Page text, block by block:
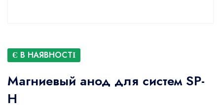
Є В НАЯВНОСТІ
Магниевый анод для систем SP-
H